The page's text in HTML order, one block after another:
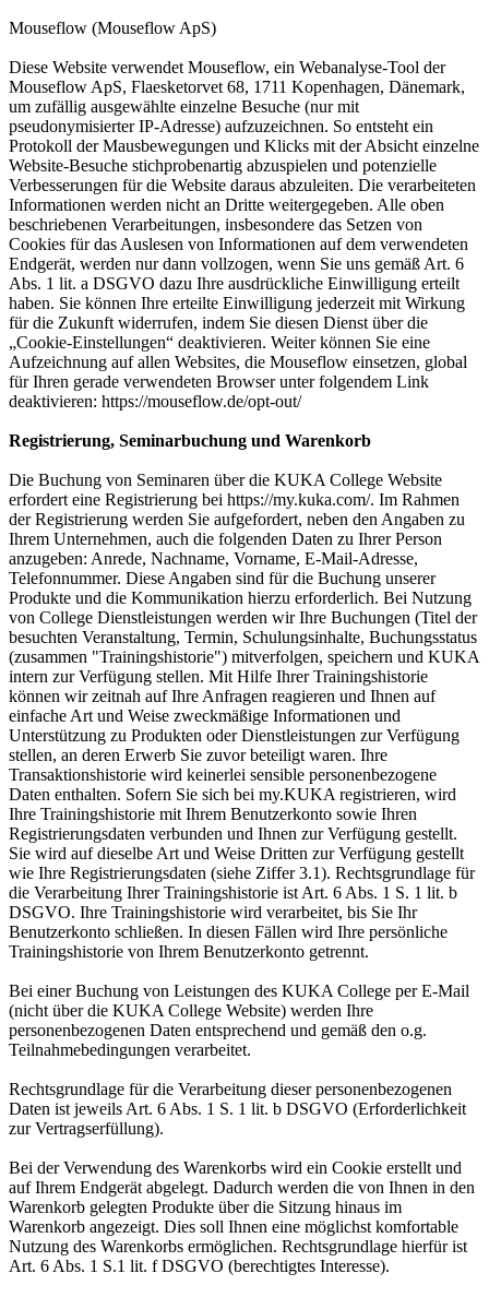
Mouseflow (Mouseflow ApS)
Diese Website verwendet Mouseflow, ein Webanalyse-Tool der
Mouseflow ApS, Flaesketorvet 68, 1711 Kopenhagen, Dänemark,
um zufällig ausgewählte einzelne Besuche (nur mit
pseudonymisierter IP-Adresse) aufzuzeichnen. So entsteht ein
Protokoll der Mausbewegungen und Klicks mit der Absicht einzelne
Website-Besuche stichprobenartig abzuspielen und potenzielle
Verbesserungen für die Website daraus abzuleiten. Die verarbeiteten
Informationen werden nicht an Dritte weitergegeben. Alle oben
beschriebenen Verarbeitungen, insbesondere das Setzen von
Cookies für das Auslesen von Informationen auf dem verwendeten
Endgerät, werden nur dann vollzogen, wenn Sie uns gemäß Art. 6
Abs. 1 lit. a DSGVO dazu Ihre ausdrückliche Einwilligung erteilt
haben. Sie können Ihre erteilte Einwilligung jederzeit mit Wirkung
für die Zukunft widerrufen, indem Sie diesen Dienst über die
„Cookie-Einstellungen“ deaktivieren. Weiter können Sie eine
Aufzeichnung auf allen Websites, die Mouseflow einsetzen, global
für Ihren gerade verwendeten Browser unter folgendem Link
deaktivieren: https://mouseflow.de/opt-out/
Registrierung, Seminarbuchung und Warenkorb
Die Buchung von Seminaren über die KUKA College Website
erfordert eine Registrierung bei https://my.kuka.com/. Im Rahmen
der Registrierung werden Sie aufgefordert, neben den Angaben zu
Ihrem Unternehmen, auch die folgenden Daten zu Ihrer Person
anzugeben: Anrede, Nachname, Vorname, E-Mail-Adresse,
Telefonnummer. Diese Angaben sind für die Buchung unserer
Produkte und die Kommunikation hierzu erforderlich. Bei Nutzung
von College Dienstleistungen werden wir Ihre Buchungen (Titel der
besuchten Veranstaltung, Termin, Schulungsinhalte, Buchungsstatus
(zusammen "Trainingshistorie") mitverfolgen, speichern und KUKA
intern zur Verfügung stellen. Mit Hilfe Ihrer Trainingshistorie
können wir zeitnah auf Ihre Anfragen reagieren und Ihnen auf
einfache Art und Weise zweckmäßige Informationen und
Unterstützung zu Produkten oder Dienstleistungen zur Verfügung
stellen, an deren Erwerb Sie zuvor beteiligt waren. Ihre
Transaktionshistorie wird keinerlei sensible personenbezogene
Daten enthalten. Sofern Sie sich bei my.KUKA registrieren, wird
Ihre Trainingshistorie mit Ihrem Benutzerkonto sowie Ihren
Registrierungsdaten verbunden und Ihnen zur Verfügung gestellt.
Sie wird auf dieselbe Art und Weise Dritten zur Verfügung gestellt
wie Ihre Registrierungsdaten (siehe Ziffer 3.1). Rechtsgrundlage für
die Verarbeitung Ihrer Trainingshistorie ist Art. 6 Abs. 1 S. 1 lit. b
DSGVO. Ihre Trainingshistorie wird verarbeitet, bis Sie Ihr
Benutzerkonto schließen. In diesen Fällen wird Ihre persönliche
Trainingshistorie von Ihrem Benutzerkonto getrennt.
Bei einer Buchung von Leistungen des KUKA College per E-Mail
(nicht über die KUKA College Website) werden Ihre
personenbezogenen Daten entsprechend und gemäß den o.g.
Teilnahmebedingungen verarbeitet.
Rechtsgrundlage für die Verarbeitung dieser personenbezogenen
Daten ist jeweils Art. 6 Abs. 1 S. 1 lit. b DSGVO (Erforderlichkeit
zur Vertragserfüllung).
Bei der Verwendung des Warenkorbs wird ein Cookie erstellt und
auf Ihrem Endgerät abgelegt. Dadurch werden die von Ihnen in den
Warenkorb gelegten Produkte über die Sitzung hinaus im
Warenkorb angezeigt. Dies soll Ihnen eine möglichst komfortable
Nutzung des Warenkorbs ermöglichen. Rechtsgrundlage hierfür ist
Art. 6 Abs. 1 S.1 lit. f DSGVO (berechtigtes Interesse).